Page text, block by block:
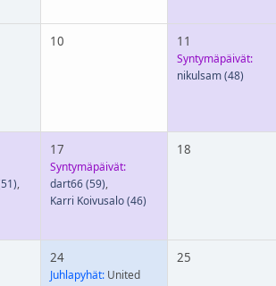
10 11
Syntymäpäivät:
nikulsam(48)
,
17
Syntymäpäivät:
dart66(59),
Karri Koivusalo(46)
18
24
Juhlapyhät:United
25